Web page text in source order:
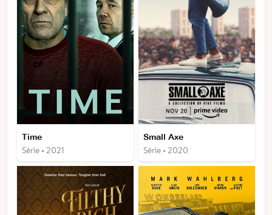
Time
Série • 2021
Small Axe
Série • 2020